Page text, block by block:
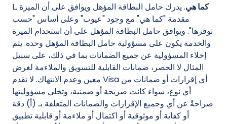
L. كما هي. يدرك حامل البطاقة المؤهل ويوافق على أن الميزة
مقدمة "كما هي" مع وجود "عيوب" وعلى أساس "حسب
توفرها". ويوافق حامل البطاقة المؤهل على أن استخدام الميزة
والخدمة يكون على مسؤولية حامل البطاقة المؤهل وحده. يتم
إخلاء المسؤولية عن جميع الضمانات بما في ذلك، على سبيل
المثال لا الحصر، ضمانات القابلية للتسويق والملاءمة لغرض
معين وعدم الانتهاك. لا تقدم Visa أي إقرارات أو ضمانات من
أي نوع، سواء كانت صريحة أو ضمنية، وتخلي مسؤوليتها
صراحةً عن أي وجميع الإقرارات والضمانات المتعلقة بـ (أ) دقة
أو كفاية أو موثوقية أو اكتمال أو ملاءمة أو قابلية تطبيق